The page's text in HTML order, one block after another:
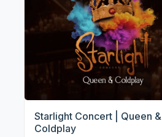
Padre Patrick